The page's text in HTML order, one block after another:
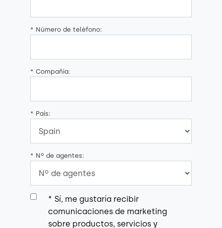
* Número de telèfono:
* Compañia:
* País:
* Nº de agentes:
* Sí, me gustaría recibir
comunicaciones de marketing
sobre productos, servicios y